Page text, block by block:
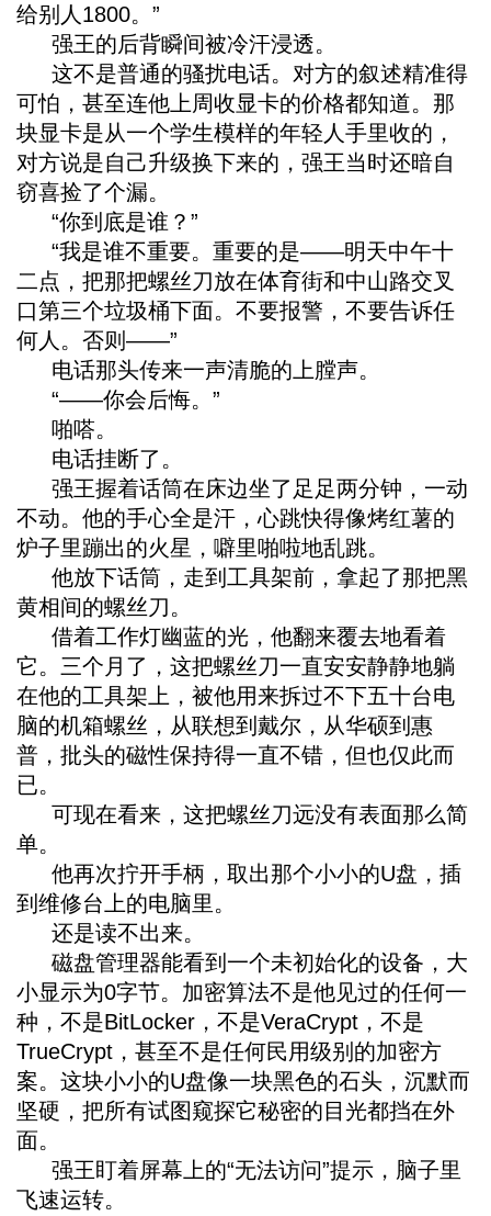
给别人1800。”
强王的后背瞬间被冷汗浸透。
这不是普通的骚扰电话。对方的叙述精准得
可怕，甚至连他上周收显卡的价格都知道。那
块显卡是从一个学生模样的年轻人手里收的，
对方说是自己升级换下来的，强王当时还暗自
窃喜捡了个漏。
“你到底是谁？”
“我是谁不重要。重要的是——明天中午十
二点，把那把螺丝刀放在体育街和中山路交叉
口第三个垃圾桶下面。不要报警，不要告诉任
何人。否则——”
电话那头传来一声清脆的上膛声。
“——你会后悔。”
啪嗒。
电话挂断了。
强王握着话筒在床边坐了足足两分钟，一动
不动。他的手心全是汗，心跳快得像烤红薯的
炉子里蹦出的火星，噼里啪啦地乱跳。
他放下话筒，走到工具架前，拿起了那把黑
黄相间的螺丝刀。
借着工作灯幽蓝的光，他翻来覆去地看着
它。三个月了，这把螺丝刀一直安安静静地躺
在他的工具架上，被他用来拆过不下五十台电
脑的机箱螺丝，从联想到戴尔，从华硕到惠
普，批头的磁性保持得一直不错，但也仅此而
已。
可现在看来，这把螺丝刀远没有表面那么简
单。
他再次拧开手柄，取出那个小小的U盘，插
到维修台上的电脑里。
还是读不出来。
磁盘管理器能看到一个未初始化的设备，大
小显示为0字节。加密算法不是他见过的任何一
种，不是BitLocker，不是VeraCrypt，不是
TrueCrypt，甚至不是任何民用级别的加密方
案。这块小小的U盘像一块黑色的石头，沉默而
坚硬，把所有试图窥探它秘密的目光都挡在外
面。
强王盯着屏幕上的“无法访问”提示，脑子里
飞速运转。